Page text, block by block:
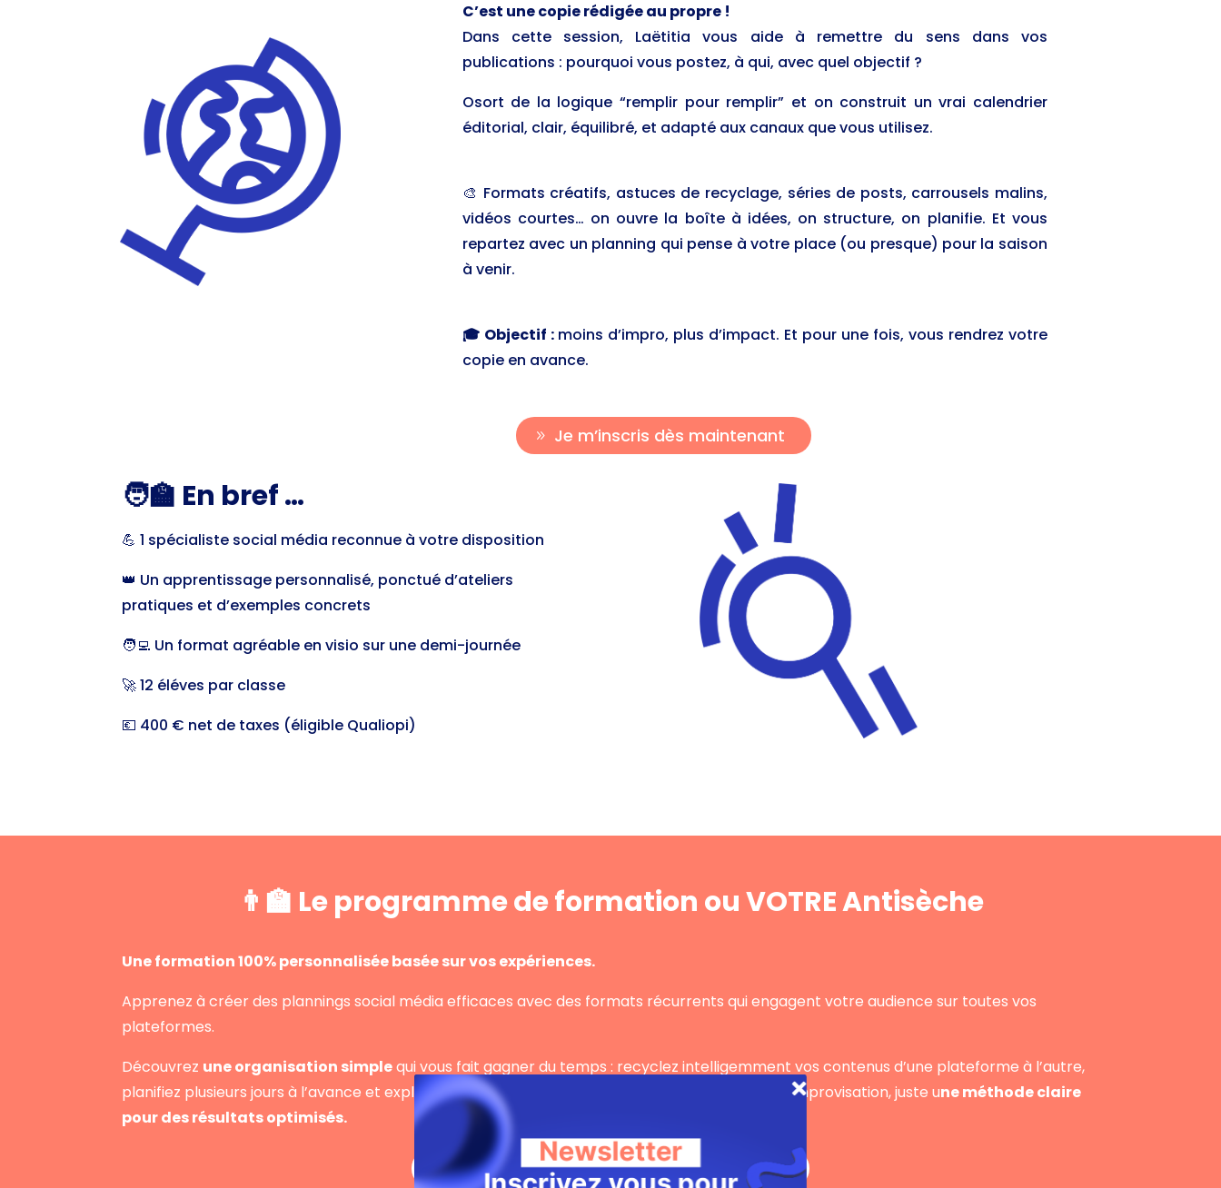
C’est une copie rédigée au propre !
Dans cette session, Laëtitia vous aide à remettre du sens dans vos
publications : pourquoi vous postez, à qui, avec quel objectif ?
Osort de la logique “remplir pour remplir” et on construit un vrai calendrier
éditorial, clair, équilibré, et adapté aux canaux que vous utilisez.
🎨 Formats créatifs, astuces de recyclage, séries de posts, carrousels malins,
vidéos courtes… on ouvre la boîte à idées, on structure, on planifie. Et vous
repartez avec un planning qui pense à votre place (ou presque) pour la saison
à venir.
🎓 Objectif : moins d’impro, plus d’impact. Et pour une fois, vous rendrez votre
copie en avance.
Je m’inscris dès maintenant
🧑‍🏫 En bref …
💪 1 spécialiste social média reconnue à votre disposition
👑 Un apprentissage personnalisé, ponctué d’ateliers
pratiques et d’exemples concrets
🧑‍💻 Un format agréable en visio sur une demi-journée
🚀 12 éléves par classe
💶 400 € net de taxes (éligible Qualiopi)
👨‍🏫 Le programme de formation ou VOTRE Antisèche
Une formation 100% personnalisée basée sur vos expériences.
Apprenez à créer des plannings social média efficaces avec des formats récurrents qui engagent votre audience sur toutes vos
plateformes.
Découvrez une organisation simplequi vous fait gagner du temps : recyclez intelligemment vos contenus d’une plateforme à l’autre,
planifiez plusieurs jours à l’avance et exploitez au maximum chaque format. Plus de stress ni d’improvisation, juste une méthode claire
pour des résultats optimisés.
Je réserve ma place au premier rang ! 🤓